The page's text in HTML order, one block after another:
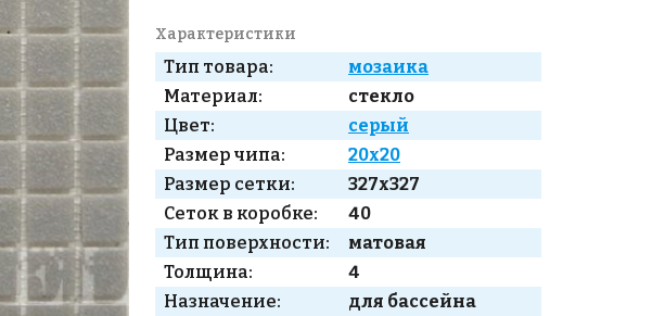
Характеристики
Тип товара:
мозаика
Материал:
стекло
Цвет:
серый
Размер чипа:
20x20
Размер сетки:
327x327
Сеток в коробке:
40
Тип поверхности:
матовая
Толщина:
4
Назначение:
для бассейна